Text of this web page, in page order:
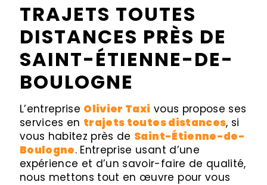
TRAJETS TOUTES
DISTANCES PRÈS DE
SAINT-ÉTIENNE-DE-
BOULOGNE
L’entreprise Olivier Taxi vous propose ses
services en trajets toutes distances, si
vous habitez près de Saint-Étienne-de-
Boulogne. Entreprise usant d’une
expérience et d’un savoir-faire de qualité,
nous mettons tout en œuvre pour vous